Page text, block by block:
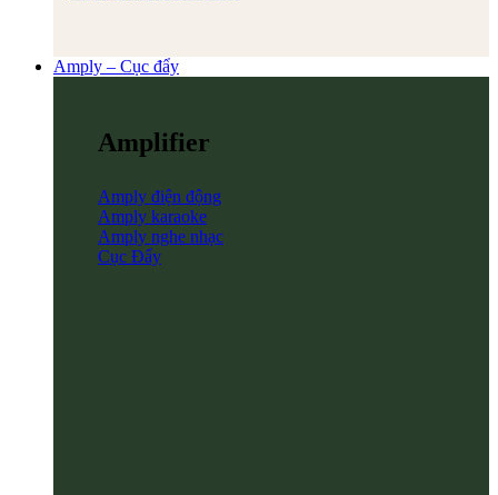
Amply – Cục đẩy
Amplifier
Amply điện động
Amply karaoke
Amply nghe nhạc
Cục Đẩy